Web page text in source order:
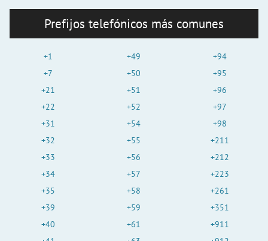
Prefijos telefónicos más comunes
+1
+7
+21
+22
+31
+32
+33
+34
+35
+39
+40
+49
+50
+51
+52
+54
+55
+56
+57
+58
+59
+61
+94
+95
+96
+97
+98
+211
+212
+223
+261
+351
+911